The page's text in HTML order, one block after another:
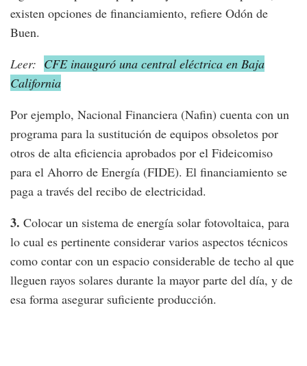
existen opciones de financiamiento, refiere Odón de
Buen.
Leer: CFE inauguró una central eléctrica en Baja
California
Por ejemplo, Nacional Financiera (Nafin) cuenta con un
programa para la sustitución de equipos obsoletos por
otros de alta eficiencia aprobados por el Fideicomiso
para el Ahorro de Energía (FIDE). El financiamiento se
paga a través del recibo de electricidad.
3. Colocar un sistema de energía solar fotovoltaica, para
lo cual es pertinente considerar varios aspectos técnicos
como contar con un espacio considerable de techo al que
lleguen rayos solares durante la mayor parte del día, y de
esa forma asegurar suficiente producción.